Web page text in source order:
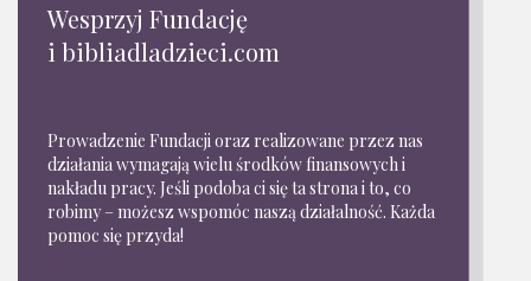
Wesprzyj Fundację
i bibliadladzieci.com
Prowadzenie Fundacji oraz realizowane przez nas
działania wymagają wielu środków finansowych i
nakładu pracy. Jeśli podoba ci się ta strona i to, co
robimy – możesz wspomóc naszą działalność. Każda
pomoc się przyda!